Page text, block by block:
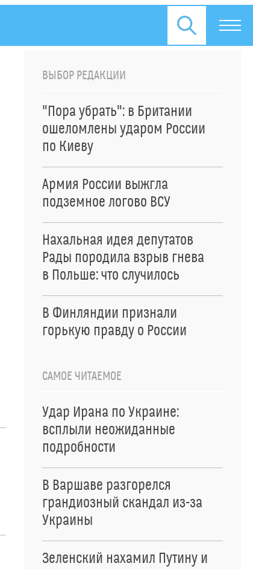
ВЫБОР РЕДАКЦИИ
"Пора убрать": в Британии
ошеломлены ударом России
по Киеву
Армия России выжгла
подземное логово ВСУ
Нахальная идея депутатов
Рады породила взрыв гнева
в Польше: что случилось
В Финляндии признали
горькую правду о России
САМОЕ ЧИТАЕМОЕ
Удар Ирана по Украине:
всплыли неожиданные
подробности
В Варшаве разгорелся
грандиозный скандал из-за
Украины
Зеленский нахамил Путину и